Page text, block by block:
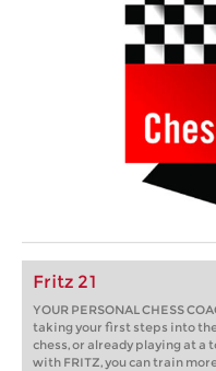
Fritz 21
YOUR PERSONAL CHESS
taking your first steps into
chess, or already playing at a
with FRITZ, you can train